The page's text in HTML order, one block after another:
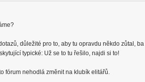
důležité pro to, aby tu opravdu někdo zůtal,
typické: Už se to tu řešilo, najdi si to!
fórum nehodlá změnit na klubík elitářů.